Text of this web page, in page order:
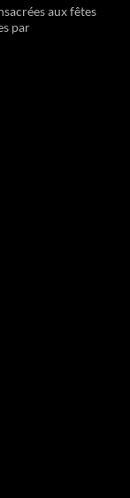
aux fêtes
par